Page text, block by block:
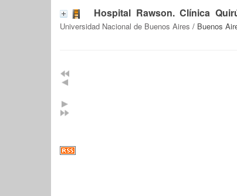
Hospital Rawson. Clínica
Universidad Nacional de Buenos Aires / Buenos